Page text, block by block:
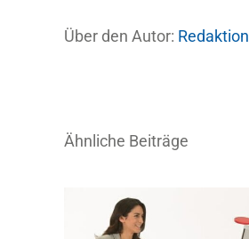
Über den Autor: Redaktion
Ähnliche Beiträge